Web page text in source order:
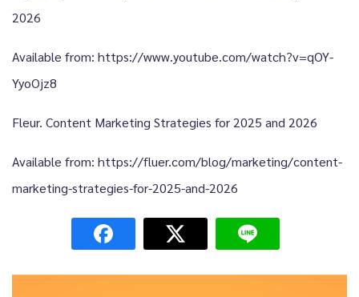
2026
Available from: https://www.youtube.com/watch?v=qOY-
YyoOjz8
Fleur. Content Marketing Strategies for 2025 and 2026
Available from: https://fluer.com/blog/marketing/content-
marketing-strategies-for-2025-and-2026